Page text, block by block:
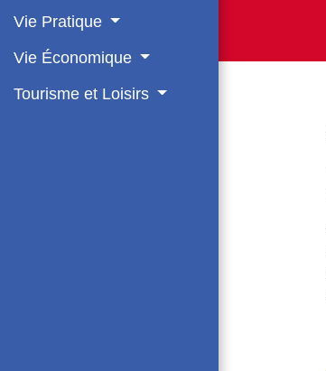
Vie Pratique
Vie Économique
Tourisme et Loisirs